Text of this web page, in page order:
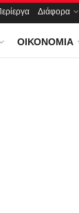
Διάφορα
ΟΙΚΟΝΟΜΊΑ